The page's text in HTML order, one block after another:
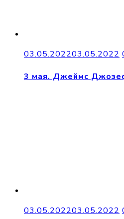
03.05.202203.05.2022
3 мая. Джеймс
03.05.202203.05.2022